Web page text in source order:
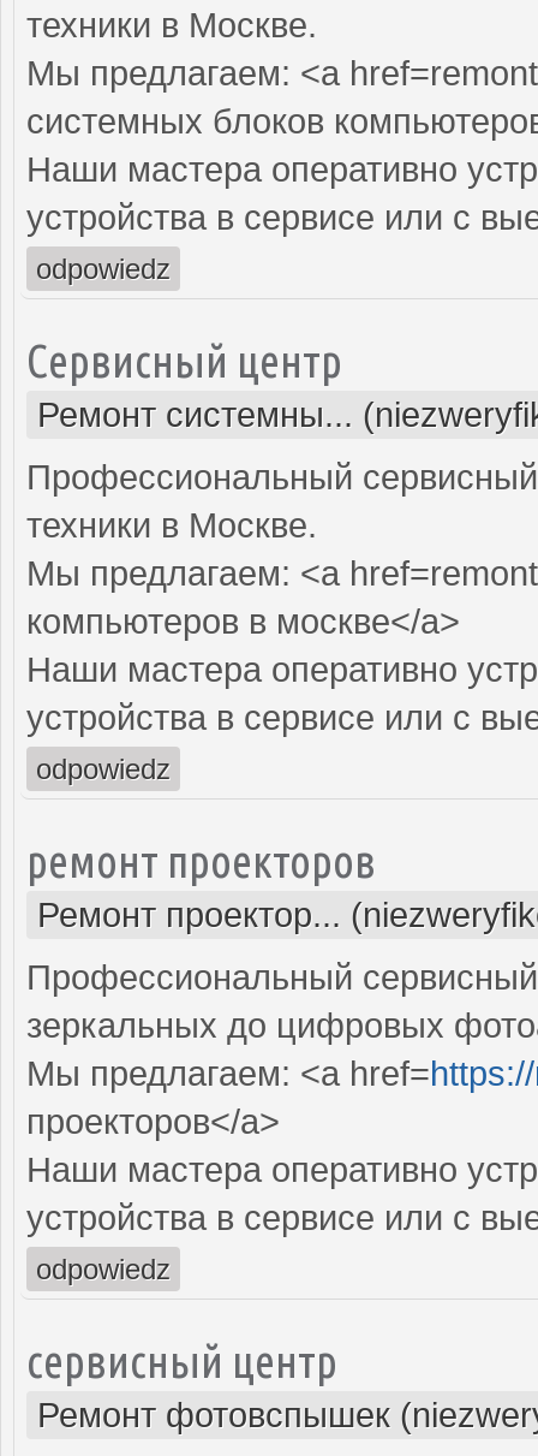
техники в Москве.
Мы предлагаем: <a
системных блоков
Наши мастера оперативно
устройства в сервисе или с
odpowiedz
Сервисный центр
Ремонт системны...
Профессиональный
техники в Москве.
Мы предлагаем: <a
компьютеров в москве</a>
Наши мастера оперативно
устройства в сервисе или с
odpowiedz
ремонт проекторов
Ремонт проектор...
Профессиональный
зеркальных до цифровых
Мы предлагаем: <a href=
проекторов</a>
Наши мастера оперативно
устройства в сервисе или с
odpowiedz
сервисный центр
Ремонт фотовспышек